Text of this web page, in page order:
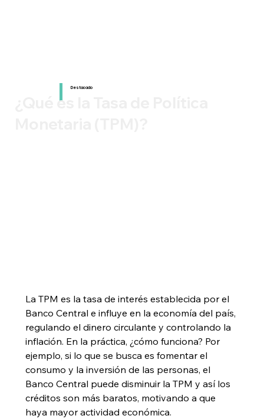
Destacado
¿Qué es la Tasa de Política
La TPM es la tasa de interés establecida por el
Banco Central e influye en la economía del país,
regulando el dinero circulante y controlando la
inflación. En la práctica, ¿cómo funciona? Por
ejemplo, si lo que se busca es fomentar el
consumo y la inversión de las personas, el
Banco Central puede disminuir la TPM y así los
créditos son más baratos, motivando a que
haya mayor actividad económica.